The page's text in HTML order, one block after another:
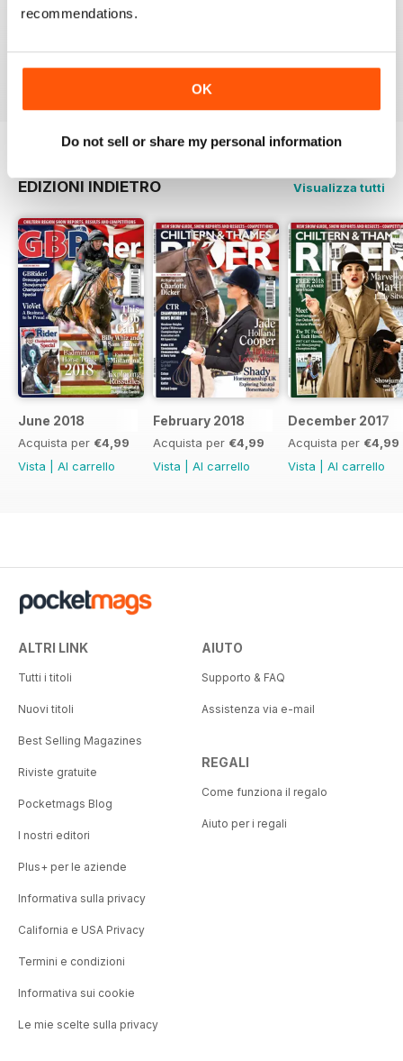
recommendations.
OK
Do not sell or share my personal information
Out & About
SEIB Search for a Star
Dr Hannah Moore and Follow me
Home
Our Featured Rider Rachel Ovens
BSJA Awards Table
Easy Horsemanship with Derek
Williams
Dressage Decoded
Isabella Rogers
Katy Bar’s Clipathon
What’s New
Daisy Saddler Completes her
Journey
Per saperne di più
EDIZIONI INDIETRO Visualizza tutti
June 2018
Acquista per €4,99
Vista
Al carrello
February 2018
Acquista per €4,99
Vista
Al carrello
December 2017
Acquista per €4,99
Vista
Al carrello
ALTRI LINK
Tutti i titoli
Nuovi titoli
Best Selling Magazines
Riviste gratuite
Pocketmags Blog
I nostri editori
Plus+ per le aziende
Informativa sulla privacy
California e USA Privacy
Termini e condizioni
Informativa sui cookie
Le mie scelte sulla privacy
AIUTO
Supporto & FAQ
Assistenza via e-mail
REGALI
Come funziona il regalo
Aiuto per i regali